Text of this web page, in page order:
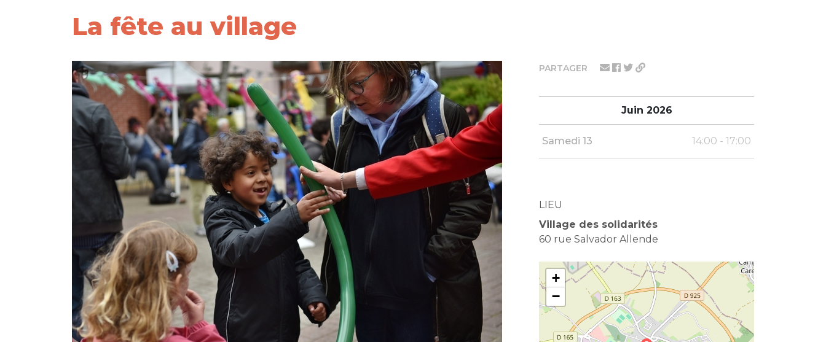
PARTAGER
Juin 2026
Samedi 13 14:00 - 17:00
LIEU
Village des solidarités
60 rue Salvador Allende
+
−
La fête au village